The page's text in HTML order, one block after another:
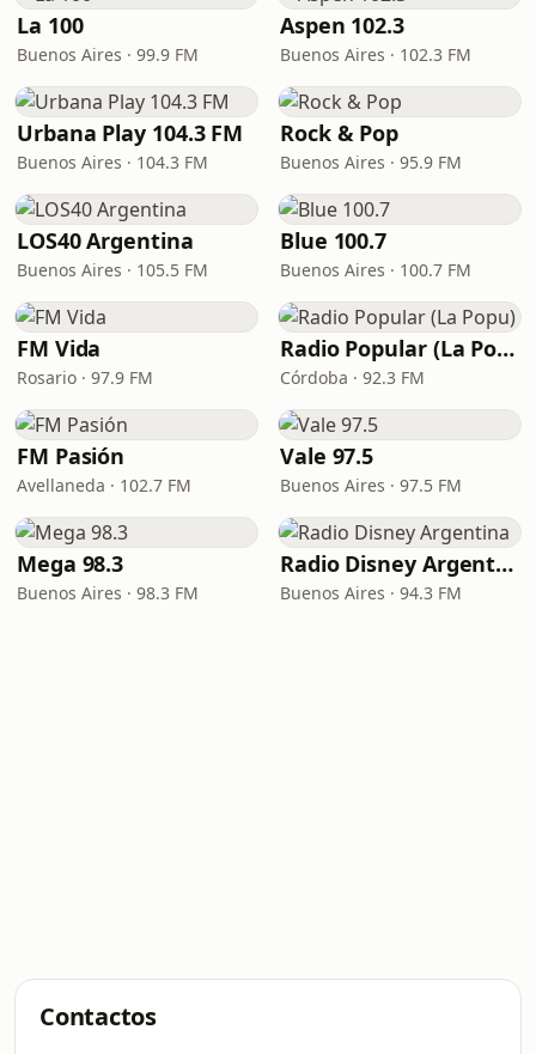
La 100
Buenos Aires · 99.9 FM
Aspen 102.3
Buenos Aires · 102.3 FM
Urbana Play 104.3 FM
Buenos Aires · 104.3 FM
Rock & Pop
Buenos Aires · 95.9 FM
LOS40 Argentina
Buenos Aires · 105.5 FM
Blue 100.7
Buenos Aires · 100.7 FM
FM Vida
Rosario · 97.9 FM
Radio Popular (La Popu)
Córdoba · 92.3 FM
FM Pasión
Avellaneda · 102.7 FM
Vale 97.5
Buenos Aires · 97.5 FM
Mega 98.3
Buenos Aires · 98.3 FM
Radio Disney Argentina
Buenos Aires · 94.3 FM
Contactos